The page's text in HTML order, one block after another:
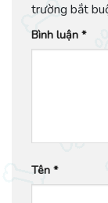
trường bắt
Bình luận *
Tên *